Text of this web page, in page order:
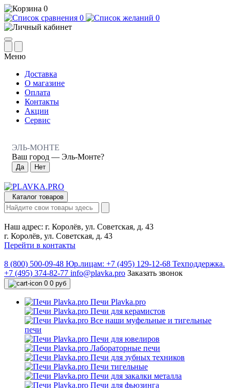
0
0
0
Меню
Доставка
О магазине
Оплата
Контакты
Акции
Сервис
ЭЛЬ-МОНТЕ
Ваш город — Эль-Монте?
Каталог товаров
Наш адрес: г. Королёв, ул. Советская, д. 43
г. Королёв, ул. Советская, д. 43
Перейти в контакты
8 (800) 500-09-48 Юр.лицам: +7 (495) 129-12-68 Техподдержка.
+7 (495) 374-82-77 info@plavka.pro Заказать звонок
0 0 руб
Печи Plavka.pro
Печи для керамистов
Все наши муфельные и тигельные
печи
Печи для ювелиров
Лабораторные печи
Печи для зубных техников
Печи тигельные
Печи для закалки металла
Печи для фьюзинга